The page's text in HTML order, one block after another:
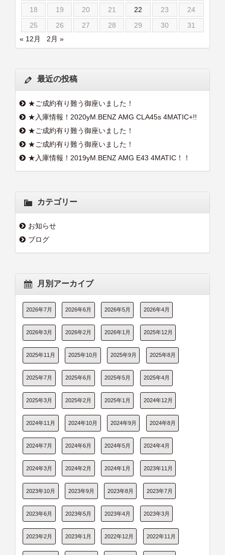
18
19 20 21 22 23
24
25
26 27 28 29 30
31
« 12月
2月 »
最近の投稿
★ご成約有り難う御座いました！
★入庫情報！2020yM.BENZ AMG CLA45s 4MATIC+!!
★ご成約有り難う御座いました！
★ご成約有り難う御座いました！
★入庫情報！2019yM.BENZ AMG E43 4MATIC！！
カテゴリー
お知らせ
ブログ
月別アーカイブ
2026年7月 2026年6月 2026年5月 2026年4月
2026年3月 2026年2月 2026年1月 2025年12月
2025年11月 2025年10月 2025年9月 2025年8月
2025年7月 2025年6月 2025年5月 2025年4月
2025年3月 2025年2月 2025年1月 2024年12月
2024年11月 2024年10月 2024年9月 2024年8月
2024年7月 2024年6月 2024年5月 2024年4月
2024年3月 2024年2月 2024年1月 2023年11月
2023年10月 2023年9月 2023年8月 2023年7月
2023年6月 2023年5月 2023年4月 2023年3月
2023年2月 2023年1月 2022年12月 2022年11月